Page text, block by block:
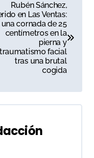
Rubén Sánchez,
en Las Ventas:
una cornada de 25
centímetros en la
pierna y
traumatismo facial
tras una brutal
cogida